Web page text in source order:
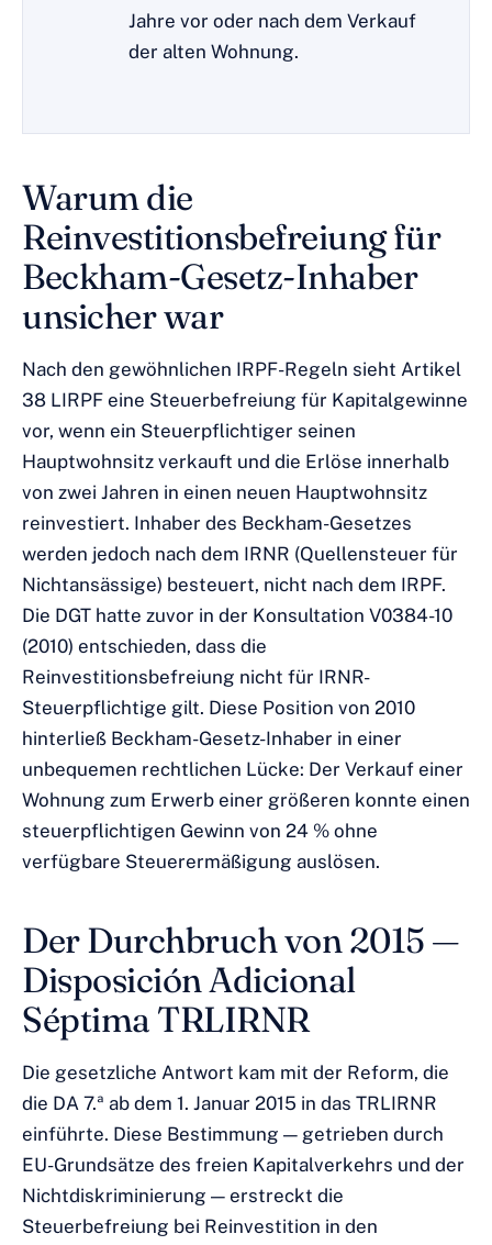
Jahre vor oder nach dem Verkauf
der alten Wohnung.
Warum die
Reinvestitionsbefreiung für
Beckham-Gesetz-Inhaber
unsicher war
Nach den gewöhnlichen IRPF-Regeln sieht Artikel
38 LIRPF eine Steuerbefreiung für Kapitalgewinne
vor, wenn ein Steuerpflichtiger seinen
Hauptwohnsitz verkauft und die Erlöse innerhalb
von zwei Jahren in einen neuen Hauptwohnsitz
reinvestiert. Inhaber des Beckham-Gesetzes
werden jedoch nach dem IRNR (Quellensteuer für
Nichtansässige) besteuert, nicht nach dem IRPF.
Die DGT hatte zuvor in der Konsultation V0384-10
(2010) entschieden, dass die
Reinvestitionsbefreiung nicht für IRNR-
Steuerpflichtige gilt. Diese Position von 2010
hinterließ Beckham-Gesetz-Inhaber in einer
unbequemen rechtlichen Lücke: Der Verkauf einer
Wohnung zum Erwerb einer größeren konnte einen
steuerpflichtigen Gewinn von 24 % ohne
verfügbare Steuerermäßigung auslösen.
Der Durchbruch von 2015 —
Disposición Adicional
Séptima TRLIRNR
Die gesetzliche Antwort kam mit der Reform, die
die DA 7.ª ab dem 1. Januar 2015 in das TRLIRNR
einführte. Diese Bestimmung — getrieben durch
EU-Grundsätze des freien Kapitalverkehrs und der
Nichtdiskriminierung — erstreckt die
Steuerbefreiung bei Reinvestition in den